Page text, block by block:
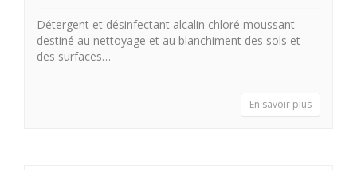
Détergent et désinfectant alcalin chloré moussant
destiné au nettoyage et au blanchiment des sols et
des surfaces…
En savoir plus